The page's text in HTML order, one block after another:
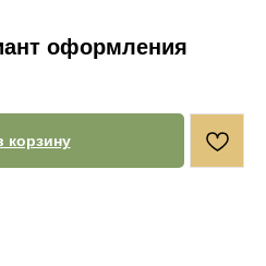
оформления
корзину